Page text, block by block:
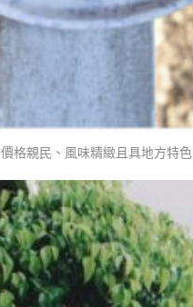
格親民、風味精緻且具地方特